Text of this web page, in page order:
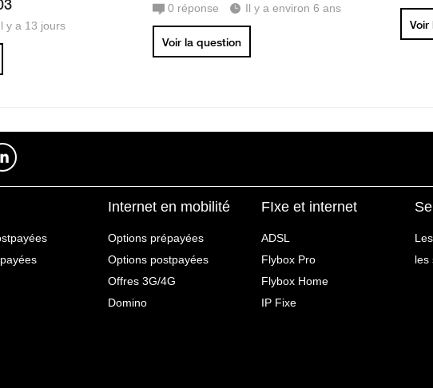
y a 13 jours
0 réponse Il y a environ 6 ans
Voir la question
Internet en mobilité
Options prépayées
Options postpayées
Offres 3G/4G
Domino
FIxe et internet
ADSL
Flybox Pro
Flybox Home
IP Fixe
les